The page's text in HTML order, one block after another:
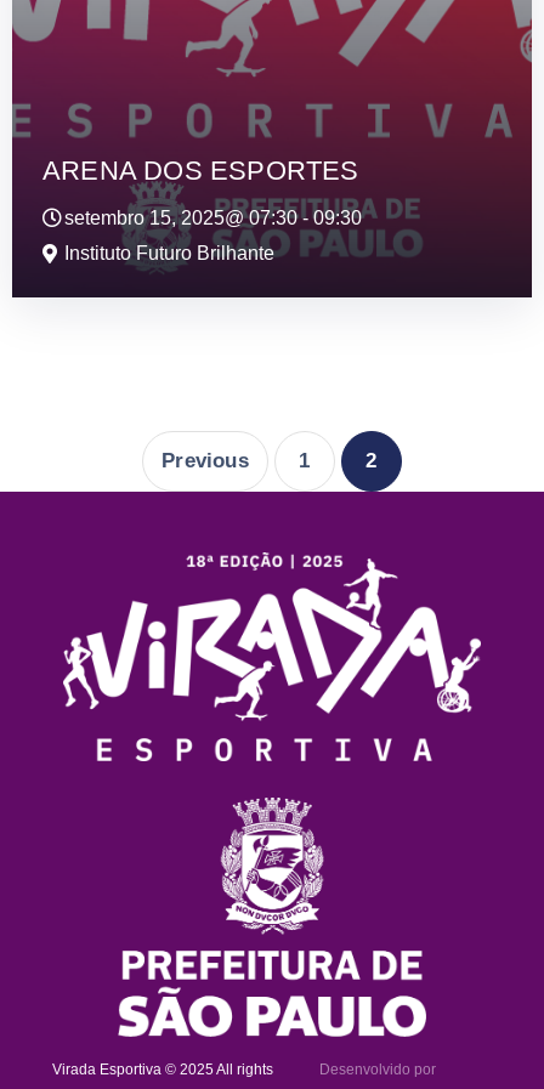
ARENA DOS ESPORTES
setembro 15, 2025@07:30 -09:30
Instituto Futuro Brilhante
Previous 1 2
Virada Esportiva © 2025 All rights Desenvolvido por